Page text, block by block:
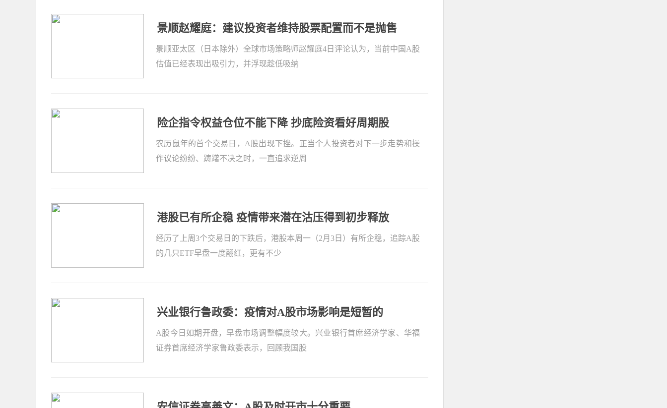
景顺赵耀庭：建议投资者维持股票配置而不是抛售
景顺亚太区（日本除外）全球市场策略师赵耀庭4日评论认为，当前中国A股
估值已经表现出吸引力，并浮现趁低吸纳
险企指令权益仓位不能下降 抄底险资看好周期股
农历鼠年的首个交易日，A股出现下挫。正当个人投资者对下一步走势和操
作议论纷纷、踌躇不决之时，一直追求逆周
港股已有所企稳 疫情带来潜在沽压得到初步释放
经历了上周3个交易日的下跌后，港股本周一（2月3日）有所企稳，追踪A股
的几只ETF早盘一度翻红，更有不少
兴业银行鲁政委：疫情对A股市场影响是短暂的
A股今日如期开盘，早盘市场调整幅度较大。兴业银行首席经济学家、华福
证券首席经济学家鲁政委表示，回顾我国股